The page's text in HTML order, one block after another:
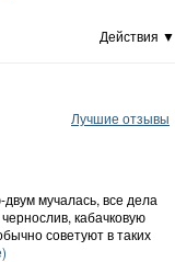
Действия ▼
Лучшие отзывы
мучалась, все дела
кабачковую
советуют в таких